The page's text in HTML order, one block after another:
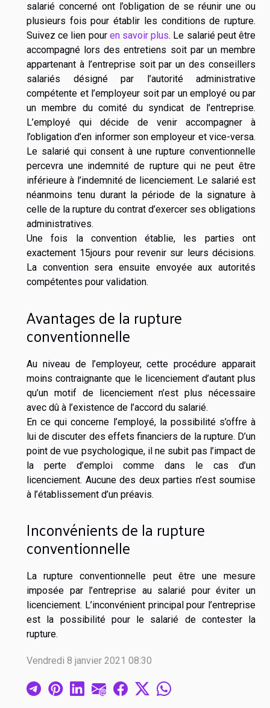
salarié concerné ont l’obligation de se réunir une ou
plusieurs fois pour établir les conditions de rupture.
Suivez ce lien pour en savoir plus. Le salarié peut être
accompagné lors des entretiens soit par un membre
appartenant à l’entreprise soit par un des conseillers
salariés désigné par l’autorité administrative
compétente et l’employeur soit par un employé ou par
un membre du comité du syndicat de l’entreprise.
L’employé qui décide de venir accompagner à
l’obligation d’en informer son employeur et vice-versa.
Le salarié qui consent à une rupture conventionnelle
percevra une indemnité de rupture qui ne peut être
inférieure à l’indemnité de licenciement. Le salarié est
néanmoins tenu durant la période de la signature à
celle de la rupture du contrat d’exercer ses obligations
administratives.
Une fois la convention établie, les parties ont
exactement 15jours pour revenir sur leurs décisions.
La convention sera ensuite envoyée aux autorités
compétentes pour validation.
Avantages de la rupture
conventionnelle
Au niveau de l’employeur, cette procédure apparait
moins contraignante que le licenciement d’autant plus
qu’un motif de licenciement n’est plus nécessaire
avec dû à l’existence de l’accord du salarié.
En ce qui concerne l’employé, la possibilité s’offre à
lui de discuter des effets financiers de la rupture. D’un
point de vue psychologique, il ne subit pas l’impact de
la perte d’emploi comme dans le cas d’un
licenciement. Aucune des deux parties n’est soumise
à l’établissement d’un préavis.
Inconvénients de la rupture
conventionnelle
La rupture conventionnelle peut être une mesure
imposée par l’entreprise au salarié pour éviter un
licenciement. L’inconvénient principal pour l’entreprise
est la possibilité pour le salarié de contester la
rupture.
Vendredi 8 janvier 2021 08:30